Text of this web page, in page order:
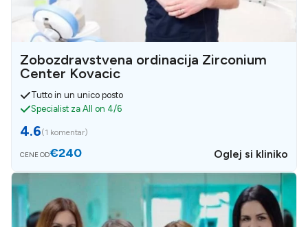
Zobozdravstvena ordinacija Zirconium
Center Kovacic
Tutto in un unico posto
Specialist za All on 4/6
4.6(1 komentar)
CENE OD€240 Oglej si kliniko